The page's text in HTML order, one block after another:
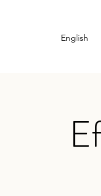
English